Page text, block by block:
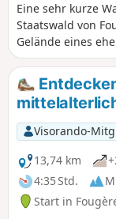
Eine sehr kurze
Staatswald von
Gelände eines
und zu einem
Jungsteinzeit.
Visorando-
13,74 km
4:35 Std.
Start in